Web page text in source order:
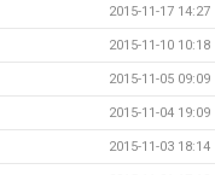
2015-11-17 14:27
2015-11-10 10:18
2015-11-05 09:09
2015-11-04 19:09
2015-11-03 18:14